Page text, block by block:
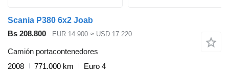
Scania P380 6x2 Joab
Bs 208.800
EUR 14.900 ≈ USD 17.220
Camión portacontenedores
2008
771.000 km
Euro 4